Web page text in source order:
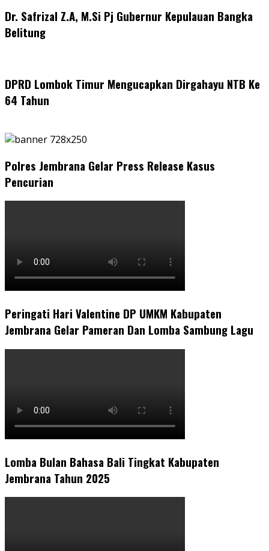
Dr. Safrizal Z.A, M.Si Pj Gubernur Kepulauan Bangka
Belitung
DPRD Lombok Timur Mengucapkan Dirgahayu NTB Ke
64 Tahun
Polres Jembrana Gelar Press Release Kasus
Pencurian
Peringati Hari Valentine DP UMKM Kabupaten
Jembrana Gelar Pameran Dan Lomba Sambung Lagu
Lomba Bulan Bahasa Bali Tingkat Kabupaten
Jembrana Tahun 2025